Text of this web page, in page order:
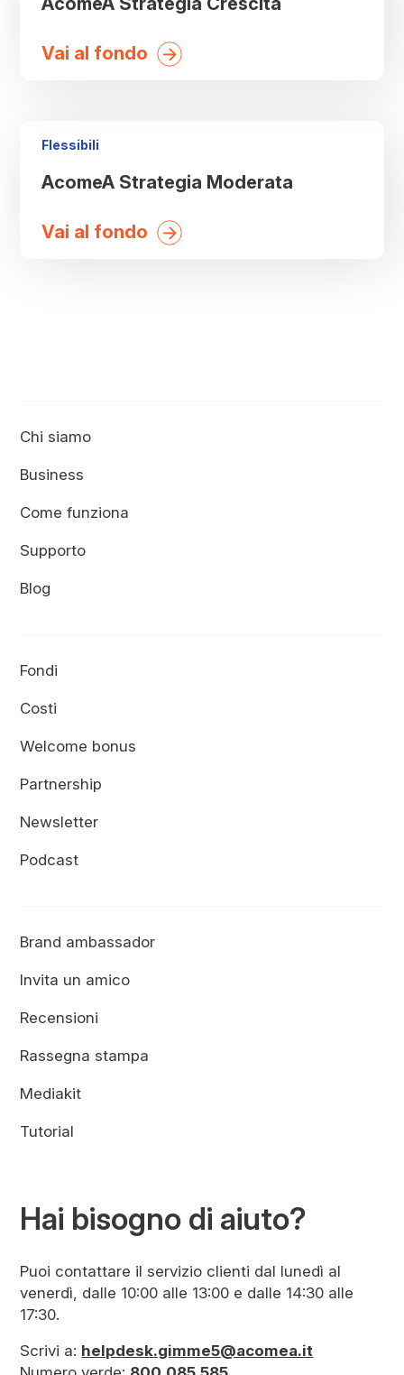
fondi:
Vai al fondo
Tipologia
fondi:
Flessibili
AcomeA Strategia Moderata
Vai al fondo
Chi siamo
Business
Come funziona
Supporto
Blog
Fondi
Costi
Welcome bonus
Partnership
Newsletter
Podcast
Brand ambassador
Invita un amico
Recensioni
Rassegna stampa
Mediakit
Tutorial
Hai bisogno di aiuto?
Puoi contattare il servizio clienti dal lunedì al
venerdì, dalle 10:00 alle 13:00 e dalle 14:30 alle
17:30.
Scrivi a: helpdesk.gimme5@acomea.it